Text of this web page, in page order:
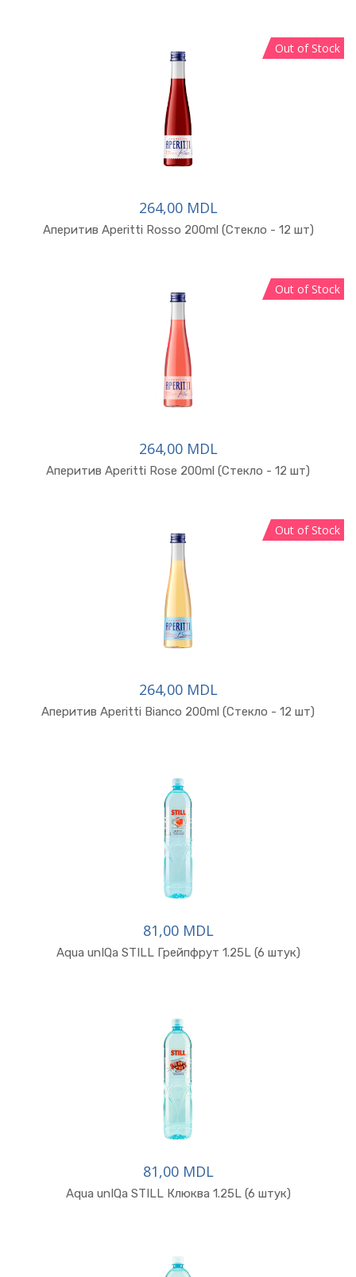
Out of Stock
264,00 MDL
Аперитив Aperitti Rosso 200ml (Стекло - 12 шт)
Out of Stock
264,00 MDL
Аперитив Aperitti Rose 200ml (Стекло - 12 шт)
Out of Stock
264,00 MDL
Аперитив Aperitti Bianco 200ml (Стекло - 12 шт)
81,00 MDL
Aqua unIQa STILL Грейпфрут 1.25L (6 штук)
81,00 MDL
Aqua unIQa STILL Клюква 1.25L (6 штук)